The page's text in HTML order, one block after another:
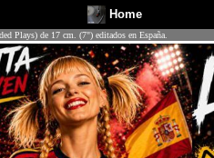
Home
Plays) de 17 cm. (7") editados en España.